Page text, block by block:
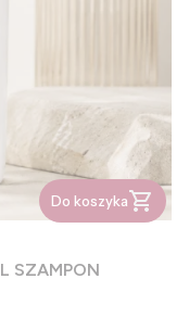
Do koszyka
SZAMPON